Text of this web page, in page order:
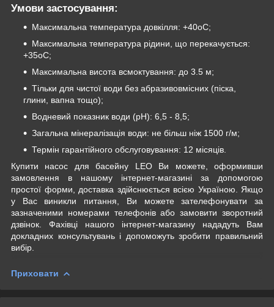
Умови застосування:
Максимальна температура довкілля: +40oC;
Максимальна температура рідини, що перекачується:
+35oC;
Максимальна висота всмоктування: до 3.5 м;
Тільки для чистої води без абразивовмісних (піска,
глини, вапна тощо);
Водневий показник води (рН): 6,5 - 8,5;
Загальна мінералізація води: не більш ніж 1500 г/м;
Термін гарантійного обслуговування: 12 місяців.
Купити насос для басейну LEO Ви можете, оформивши
замовлення в нашому інтернет-магазині за допомогою
простої форми, доставка здійснюється всією Україною. Якщо
у Вас виникли питання, Ви можете зателефонувати за
зазначеними номерами телефонів або замовити зворотний
дзвінок. Фахівці нашого інтернет-магазину нададуть Вам
докладних консультувань і допоможуть зробити правильний
вибір.
Приховати